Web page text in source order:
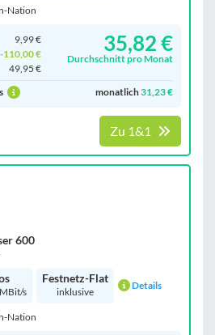
Nation
9,99 €
-110,00 €
49,95 €
35,82 €
Durchschnitt pro Monat
monatlich31,23 €
Zu 1&1
600
s
Festnetz-Flat
inklusive
Details
Nation